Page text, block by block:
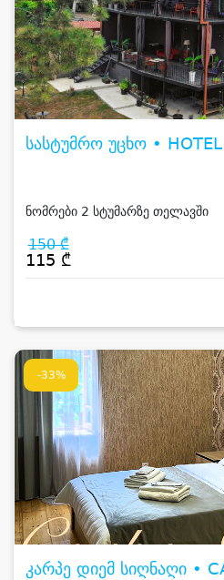
სასტუმრო უცხო •
ნომრები 2 სტუმარზე თელავში
150 ₾
115 ₾
-33%
კარპე დიემ სიღნაღი •